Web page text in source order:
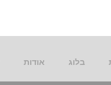
בלוג אודות